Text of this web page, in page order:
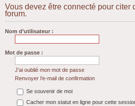
Vous devez être connecté pour citer
forum.
Nom d’utilisateur :
Mot de passe :
J’ai oublié mon mot de passe
Renvoyer l’e-mail de confirmation
Se souvenir de moi
Cacher mon statut en ligne pour cette